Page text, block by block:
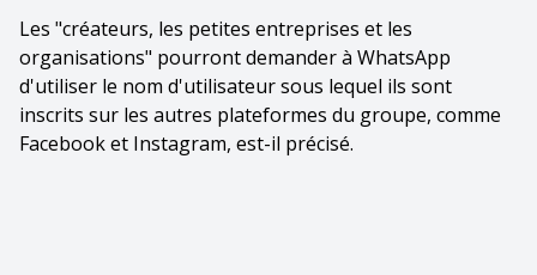
Les "créateurs, les petites entreprises et les
organisations" pourront demander à WhatsApp
d'utiliser le nom d'utilisateur sous lequel ils sont
inscrits sur les autres plateformes du groupe, comme
Facebook et Instagram, est-il précisé.